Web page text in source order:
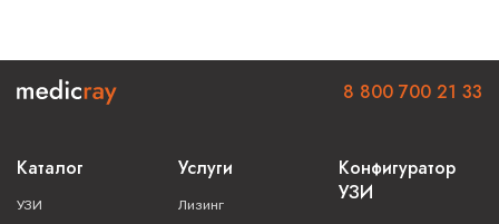
Каталог
УЗИ
Услуги
Лизинг
Конфигуратор
УЗИ
8 800 700 21 33